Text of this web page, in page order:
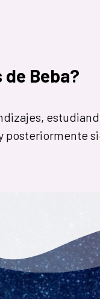
Beba?
posteriormente